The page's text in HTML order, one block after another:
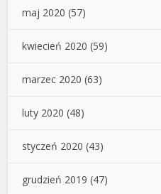
maj 2020 (57)
kwiecień 2020 (59)
marzec 2020 (63)
luty 2020 (48)
styczeń 2020 (43)
grudzień 2019 (47)